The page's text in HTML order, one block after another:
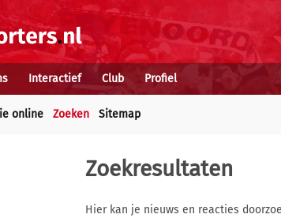
Interactief Club Profiel
online Zoeken Sitemap
Zoekresultaten
Hier kan je nieuws en reacties